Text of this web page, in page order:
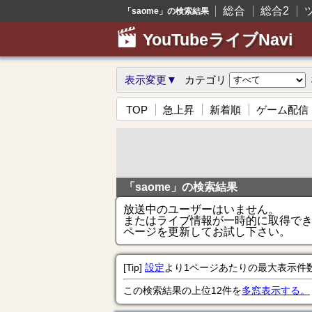
「saome」の検索結果 総合 総合2
YouTubeライブNavi
表示変更▼ カテゴリ
TOP 急上昇 新着順 ゲーム配信
「saome」の検索結果
放送中のユーザーはいません。
またはライブ情報が一時的に取得で
ページを更新してお試し下さい。
[Tip] 設定より1ページあたりの最大表示件
この検索結果の上位12件を多窓表示する。